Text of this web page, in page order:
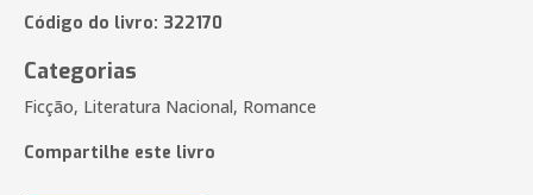
Código do livro: 322170
Categorias
Ficção, Literatura Nacional, Romance
Compartilhe este livro